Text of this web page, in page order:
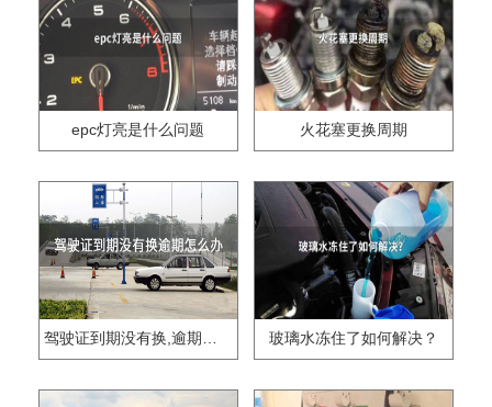
epc灯亮是什么问题 火花塞更换周期
驾驶证到期没有换,逾期怎么办?? 玻璃水冻住了如何解决？